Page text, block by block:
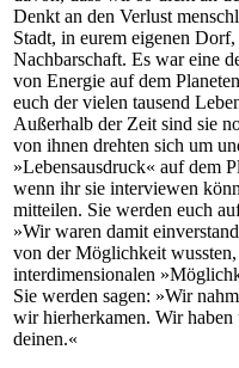
Denkt an den Verlust
Stadt, in eurem eigenen
Nachbarschaft. Es war eine
von Energie auf dem
euch der vielen tausend
Außerhalb der Zeit sind sie
von ihnen drehten sich um
»Lebensausdruck« auf dem
wenn ihr sie interviewen
mitteilen. Sie werden euch
»Wir waren damit
von der Möglichkeit
interdimensionalen
Sie werden sagen: »Wir
wir hierherkamen. Wir
deinen.«